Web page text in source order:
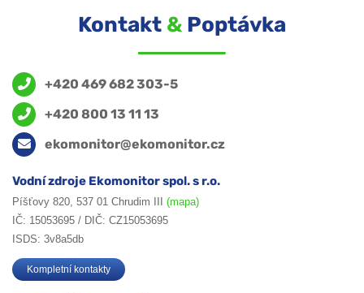
Kontakt & Poptávka
+420 469 682 303-5
+420 800 13 11 13
ekomonitor@ekomonitor.cz
Vodní zdroje Ekomonitor spol. s r.o.
Píšťovy 820, 537 01 Chrudim III (mapa)
IČ: 15053695 / DIČ: CZ15053695
ISDS: 3v8a5db
Kompletní kontakty